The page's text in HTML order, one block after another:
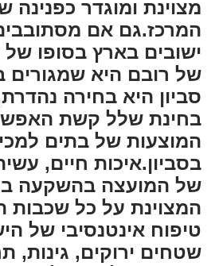
מצוינת ומוגדר כפנינה
המרכז.גם אם
ישובים בארץ בסופו
של רובם היא שמגורים
סביון היא בחירה
בחינת שלל קשת
המוצעות של בתים
בסביון.איכות חיים,
של המועצה בהשקעה
המצוינת על כל שכבות
טיפוח אינטנסיבי של
שטחים ירוקים, גינות,